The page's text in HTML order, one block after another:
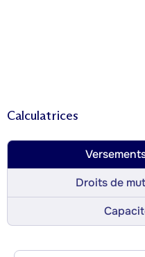
Calculatrices
Droits de